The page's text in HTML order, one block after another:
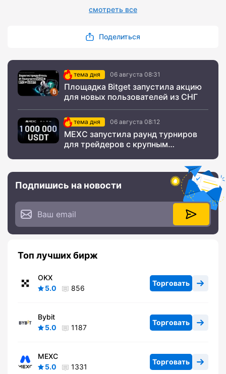
смотреть все
Поделиться
тема дня 06 августа 08:31
Площадка Bitget запустила акцию
для новых пользователей из СНГ
тема дня 06 августа 08:12
MEXC запустила раунд турниров
для трейдеров с крупным
Подпишись на новости
Топ лучших бирж
OKX
5.0
856
Торговать
Bybit
5.0
1187
Торговать
MEXC
5.0
1331
Торговать